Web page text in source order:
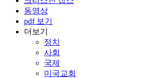
동영상
pdf 보기
더보기
정치
사회
국제
미국교회